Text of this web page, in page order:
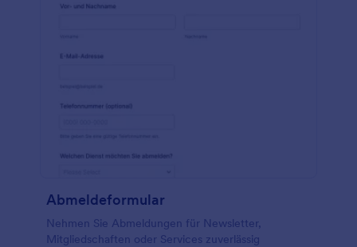
Abmeldeformular
Nehmen Sie Abmeldungen für Newsletter,
Mitgliedschaften oder Services zuverlässig